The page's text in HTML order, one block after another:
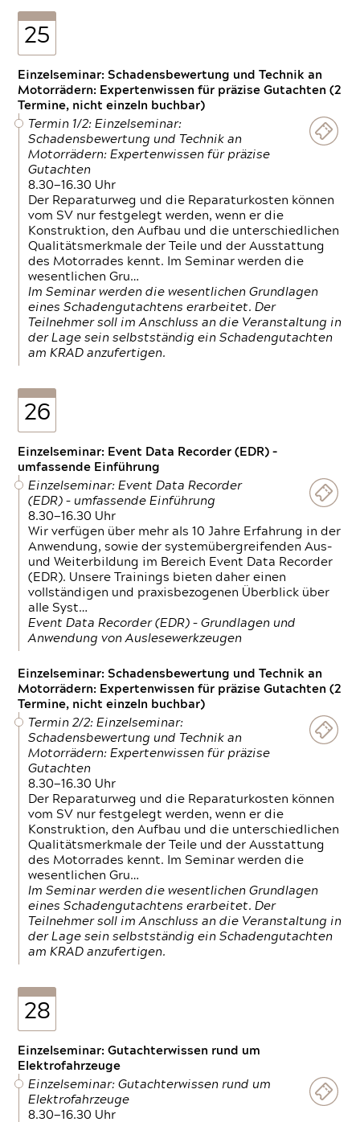
25
Einzelseminar: Schadensbewertung und Technik an
Motorrädern: Expertenwissen für präzise Gutachten (2
Termine, nicht einzeln buchbar)
Termin 1/2: Einzelseminar:
Schadensbewertung und Technik an
Motorrädern: Expertenwissen für präzise
Gutachten
8.30—16.30 Uhr
Der Reparaturweg und die Reparaturkosten können
vom SV nur festgelegt werden, wenn er die
Konstruktion, den Aufbau und die unterschiedlichen
Qualitätsmerkmale der Teile und der Ausstattung
des Motorrades kennt. Im Seminar werden die
wesentlichen Gru…
Im Seminar werden die wesentlichen Grundlagen
eines Schadengutachtens erarbeitet. Der
Teilnehmer soll im Anschluss an die Veranstaltung in
der Lage sein selbstständig ein Schadengutachten
am KRAD anzufertigen.
26
Einzelseminar: Event Data Recorder (EDR) –
umfassende Einführung
Einzelseminar: Event Data Recorder
(EDR) – umfassende Einführung
8.30—16.30 Uhr
Wir verfügen über mehr als 10 Jahre Erfahrung in der
Anwendung, sowie der systemübergreifenden Aus-
und Weiterbildung im Bereich Event Data Recorder
(EDR). Unsere Trainings bieten daher einen
vollständigen und praxisbezogenen Überblick über
alle Syst…
Event Data Recorder (EDR) – Grundlagen und
Anwendung von Auslesewerkzeugen
Einzelseminar: Schadensbewertung und Technik an
Motorrädern: Expertenwissen für präzise Gutachten (2
Termine, nicht einzeln buchbar)
Termin 2/2: Einzelseminar:
Schadensbewertung und Technik an
Motorrädern: Expertenwissen für präzise
Gutachten
8.30—16.30 Uhr
Der Reparaturweg und die Reparaturkosten können
vom SV nur festgelegt werden, wenn er die
Konstruktion, den Aufbau und die unterschiedlichen
Qualitätsmerkmale der Teile und der Ausstattung
des Motorrades kennt. Im Seminar werden die
wesentlichen Gru…
Im Seminar werden die wesentlichen Grundlagen
eines Schadengutachtens erarbeitet. Der
Teilnehmer soll im Anschluss an die Veranstaltung in
der Lage sein selbstständig ein Schadengutachten
am KRAD anzufertigen.
28
Einzelseminar: Gutachterwissen rund um
Elektrofahrzeuge
Einzelseminar: Gutachterwissen rund um
Elektrofahrzeuge
8.30—16.30 Uhr